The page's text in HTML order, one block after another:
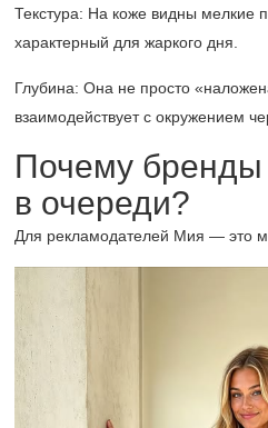
Текстура: На коже видны мелкие
характерный для жаркого дня.
Глубина: Она не просто
взаимодействует с окружением
Почему бренды
в очереди?
Для рекламодателей Мия — это